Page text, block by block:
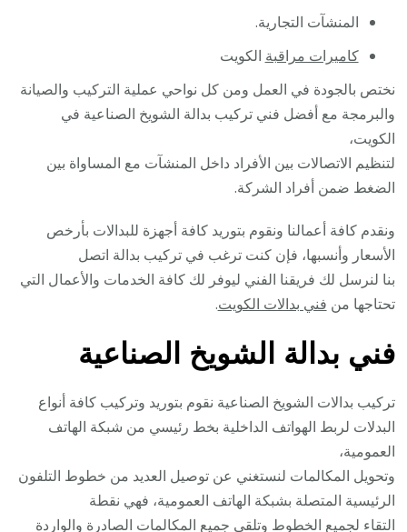
المنشآت التجارية.
كاميرات مراقبة الكويت
نختص بالجودة في العمل ومن كل نواحي عملية التركيب والصيانة
والبرمجة مع أفضل فني تركيب بدالة الشويخ الصناعية في
الكويت،
لتنظيم الاتصالات بين الأفراد داخل المنشآت مع المساواة بين
الضغط ضمن أفراد الشركة.
ونقدم كافة أعمالنا ونقوم بتوريد كافة أجهزة للبدالات بأرخص
الأسعار وأنسبها، فإن كنت ترغب في تركيب بدالة اتصل
بنا لنرسل لك فريقنا الفني ليوفر لك كافة الخدمات والأعمال التي
تحتاجها من فني بدالات الكويت.
فني بدالة الشويخ الصناعية
تركيب بدالات الشويخ الصناعية نقوم بتوريد وتركيب كافة أنواع
البدلات لربط الهواتف الداخلية بخط رئيسي من شبكة الهاتف
العمومية،
وتحويل المكالمات لنستغني عن توصيل العديد من خطوط التلفون
الرئيسية المتصلة بشبكة الهاتف العمومية، فهي نقطة
التقاء لجميع الخطوط وتلقي جميع المكالمات الصادرة والواردة